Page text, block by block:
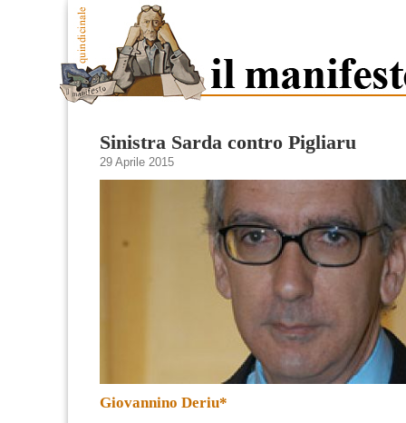
Sinistra Sarda contro Pigliaru
29 Aprile 2015
Giovannino Deriu*